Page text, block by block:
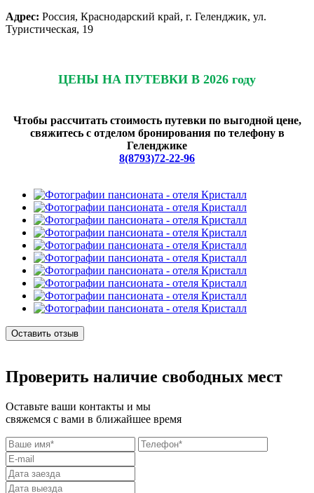
Адрес: Россия, Краснодарский край, г. Геленджик, ул.
Туристическая, 19
ЦЕНЫ НА ПУТЕВКИ В 2026 году
Чтобы рассчитать стоимость путевки по выгодной цене,
свяжитесь с отделом бронирования по телефону в
Геленджике
8(8793)72-22-96
Оставить отзыв
Проверить наличие свободных мест
Оставьте ваши контакты и мы
свяжемся с вами в ближайшее время